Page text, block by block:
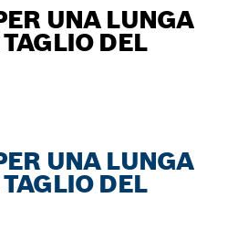
UNA LUNGA
DEL
UNA LUNGA
DEL